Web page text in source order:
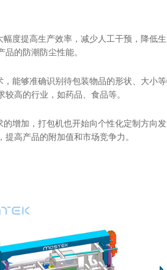
度提高生产效率，减少人工干预，降低
的防潮防尘性能。
能够准确识别待包装物品的形状、大小
高的行业，如药品、食品等。
增加，打包机也开始向个性化定制方向
高产品的附加值和市场竞争力。